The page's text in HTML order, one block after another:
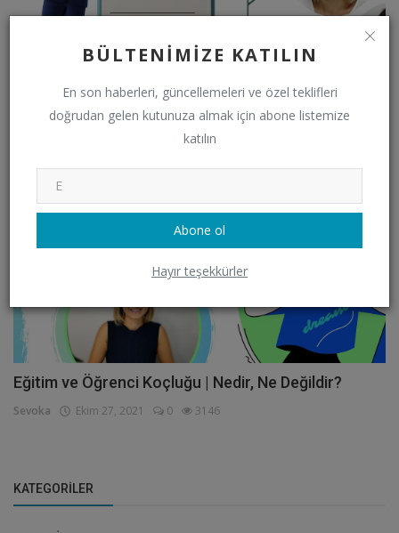
BÜLTENIMIZE KATILIN
En son haberleri, güncellemeleri ve özel teklifleri
doğrudan gelen kutunuza almak için abone listemize
katılın
Abone ol
Hayır teşekkürler
Deneme Cesareti | Sevo & Nes Sohbetleri | Vlog
Sevoka Kasım 3, 2021 0 2942
VİDEO
Eğitim ve Öğrenci Koçluğu | Nedir, Ne Değildir?
Sevoka Ekim 27, 2021 0 3146
KATEGORILER